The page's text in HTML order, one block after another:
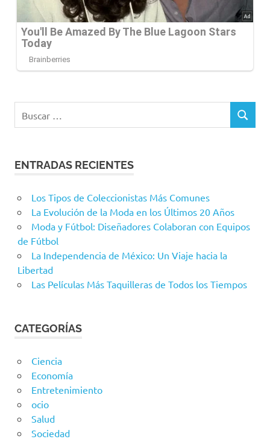
BUSCAR
ENTRADAS RECIENTES
Los Tipos de Coleccionistas Más Comunes
La Evolución de la Moda en los Últimos 20 Años
Moda y Fútbol: Diseñadores Colaboran con Equipos
de Fútbol
La Independencia de México: Un Viaje hacia la
Libertad
Las Películas Más Taquilleras de Todos los Tiempos
CATEGORÍAS
Ciencia
Economía
Entretenimiento
ocio
Salud
Sociedad